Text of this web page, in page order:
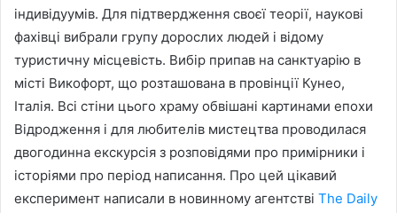
індивідуумів. Для підтвердження своєї теорії, наукові
фахівці вибрали групу дорослих людей і відому
туристичну місцевість. Вибір припав на санктуарію в
місті Викофорт, що розташована в провінції Кунео,
Італія. Всі стіни цього храму обвішані картинами епохи
Відродження і для любителів мистецтва проводилася
двогодинна екскурсія з розповідями про примірники і
історіями про період написання. Про цей цікавий
експеримент написали в новинному агентстві The Daily